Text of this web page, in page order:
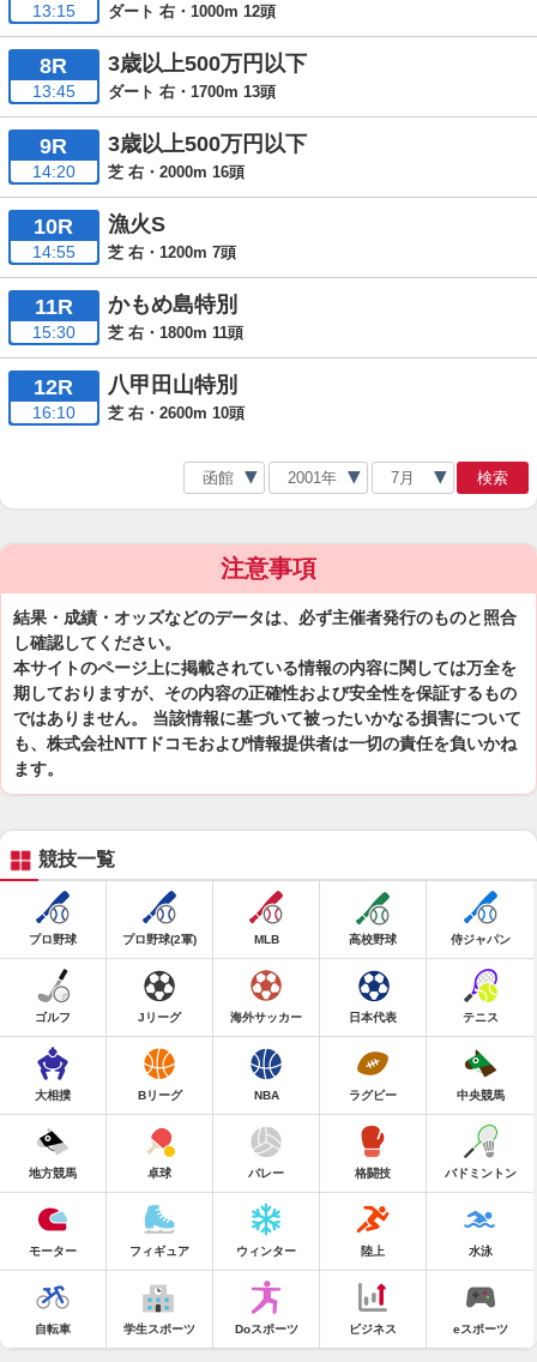
13:15 ダート 右・1000m 12頭
8R
13:45
3歳以上500万円以下
ダート 右・1700m 13頭
9R
14:20
3歳以上500万円以下
芝 右・2000m 16頭
10R
14:55
漁火S
芝 右・1200m 7頭
11R
15:30
かもめ島特別
芝 右・1800m 11頭
12R
16:10
八甲田山特別
芝 右・2600m 10頭
検索
注意事項
結果・成績・オッズなどのデータは、必ず主催者発行のものと照合
し確認してください。
本サイトのページ上に掲載されている情報の内容に関しては万全を
期しておりますが、その内容の正確性および安全性を保証するもの
ではありません。 当該情報に基づいて被ったいかなる損害について
も、株式会社NTTドコモおよび情報提供者は一切の責任を負いかね
ます。
競技一覧
プロ野球 プロ野球(2軍) MLB 高校野球 侍ジャパン
ゴルフ Jリーグ 海外サッカー 日本代表 テニス
大相撲 Bリーグ NBA ラグビー 中央競馬
地方競馬 卓球 バレー 格闘技 バドミントン
モーター フィギュア ウィンター 陸上 水泳
自転車 学生スポーツ Doスポーツ ビジネス eスポーツ